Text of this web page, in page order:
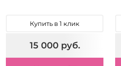
Купить в 1 клик
15 000 руб.